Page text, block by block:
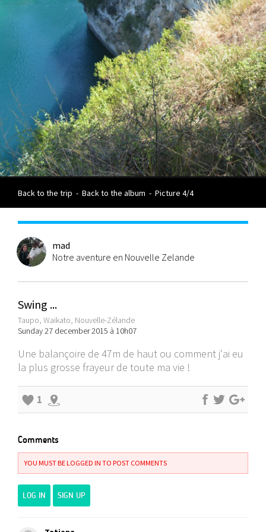
Back to the trip - Back to the album - Picture 4/4
mad
Notre aventure en Nouvelle Zelande
Swing ...
Taupo, Waikato, Nouvelle-Zélande
Sunday 27 december 2015 à 10h07
Une balançoire de 47m de haut ou comment j'ai eu
la plus grosse frayeur de toute ma vie !
1
Comments
YOU MUST BE LOGGED IN TO POST COMMENTS
LOG IN SIGN UP